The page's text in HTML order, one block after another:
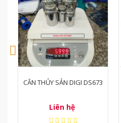
CÂN ĐIỆN TỬ OHAUS
3.800.000₫
4.800.000₫